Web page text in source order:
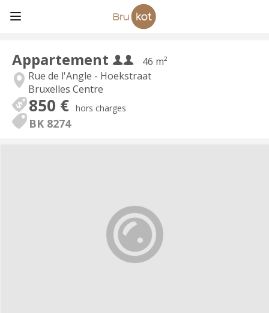
Appartement
46 m²
Rue de l'Angle - Hoekstraat
Bruxelles Centre
850 € hors charges
BK 8274